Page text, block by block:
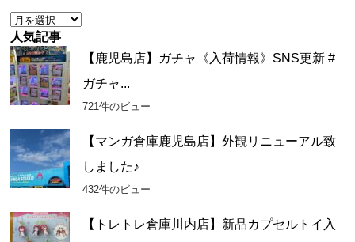
ア
ー
カ
イ
ブ
人気記事
【鹿児島店】ガチャ《入荷情報》SNS更新 #
ガチャ...
721件のビュー
【マンガ倉庫鹿児島店】外観リニューアル致
しました♪
432件のビュー
【トレトレ倉庫川内店】新品カプセルトイ入